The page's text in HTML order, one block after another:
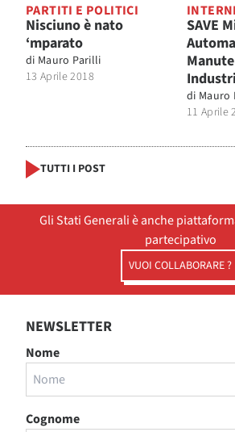
PARTITI E POLITICI
Nisciuno è nato
‘mparato
di Mauro Parilli
13 Aprile 2018
SAVE
di Mauro
11 Aprile
TUTTI I POST
Gli Stati Generali è anche
partecipativo
VUOI COLLABORARE ?
NEWSLETTER
Nome
Cognome